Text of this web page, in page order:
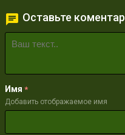
Оставьте
Имя *
Добавить отображаемое имя